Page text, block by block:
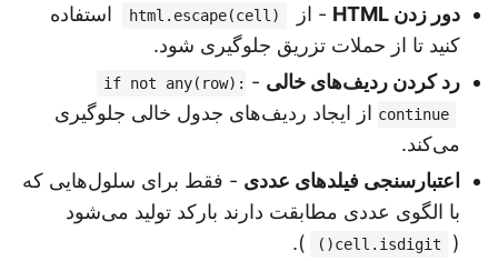
دور زدن HTML
- از html.escape(cell)
استفاده
کنید تا از حملات تزریق جلوگیری شود.
رد کردن ردیف‌های خالی-
if not any(row):
continueاز ایجاد ردیف‌های جدول خالی جلوگیری
می‌کند.
اعتبارسنجی فیلدهای عددی- فقط برای سلول‌هایی که
با الگوی عددی مطابقت دارند بارکد تولید می‌شود
cell.isdigit()
).